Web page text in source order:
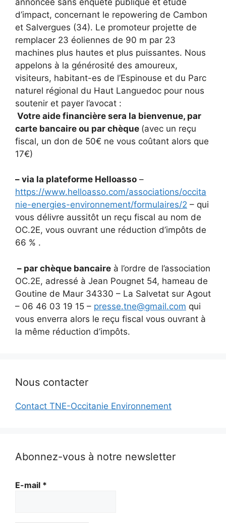
d’impact, concernant le repowering de Cambon
et Salvergues (34). Le promoteur projette de
remplacer 23 éoliennes de 90 m par 23
machines plus hautes et plus puissantes. Nous
appelons à la générosité des amoureux,
visiteurs, habitant-es de l’Espinouse et du Parc
naturel régional du Haut Languedoc pour nous
soutenir et payer l’avocat :
Votre aide financière sera la bienvenue, par
carte bancaire ou par chèque (avec un reçu
fiscal, un don de 50€ ne vous coûtant alors que
17€)
– via la plateforme Helloasso –
https://www.helloasso.com/associations/occita
nie-energies-environnement/formulaires/2 – qui
vous délivre aussitôt un reçu fiscal au nom de
OC.2E, vous ouvrant une réduction d’impôts de
66 % .
– par chèque bancaire à l’ordre de l’association
OC.2E, adressé à Jean Pougnet 54, hameau de
Goutine de Maur 34330 – La Salvetat sur Agout
– 06 46 03 19 15 – presse.tne@gmail.com qui
vous enverra alors le reçu fiscal vous ouvrant à
la même réduction d’impôts.
Nous contacter
Contact TNE-Occitanie Environnement
Abonnez-vous à notre newsletter
E-mail *